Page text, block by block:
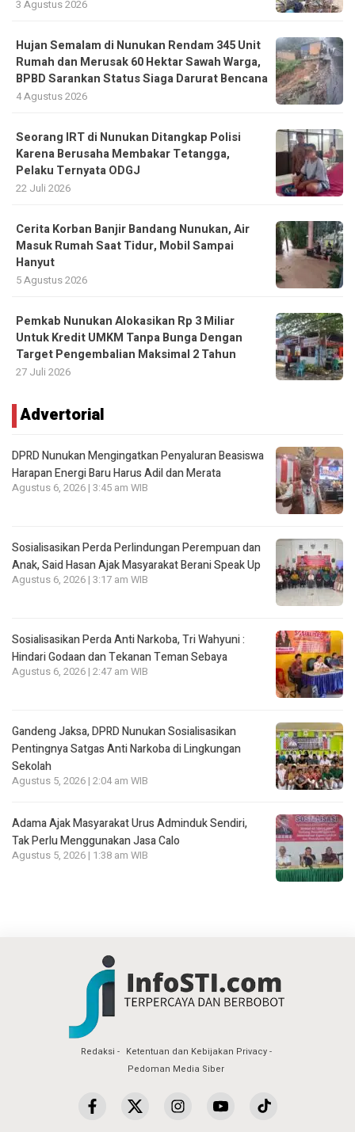
3 Agustus 2026
Hujan Semalam di Nunukan Rendam 345 Unit
Rumah dan Merusak 60 Hektar Sawah Warga,
BPBD Sarankan Status Siaga Darurat Bencana
4 Agustus 2026
Seorang IRT di Nunukan Ditangkap Polisi
Karena Berusaha Membakar Tetangga,
Pelaku Ternyata ODGJ
22 Juli 2026
Cerita Korban Banjir Bandang Nunukan, Air
Masuk Rumah Saat Tidur, Mobil Sampai
Hanyut
5 Agustus 2026
Pemkab Nunukan Alokasikan Rp 3 Miliar
Untuk Kredit UMKM Tanpa Bunga Dengan
Target Pengembalian Maksimal 2 Tahun
27 Juli 2026
Advertorial
DPRD Nunukan Mengingatkan Penyaluran Beasiswa
Harapan Energi Baru Harus Adil dan Merata
Agustus 6, 2026 | 3:45 am WIB
Sosialisasikan Perda Perlindungan Perempuan dan
Anak, Said Hasan Ajak Masyarakat Berani Speak Up
Agustus 6, 2026 | 3:17 am WIB
Sosialisasikan Perda Anti Narkoba, Tri Wahyuni :
Hindari Godaan dan Tekanan Teman Sebaya
Agustus 6, 2026 | 2:47 am WIB
Gandeng Jaksa, DPRD Nunukan Sosialisasikan
Pentingnya Satgas Anti Narkoba di Lingkungan
Sekolah
Agustus 5, 2026 | 2:04 am WIB
Adama Ajak Masyarakat Urus Adminduk Sendiri,
Tak Perlu Menggunakan Jasa Calo
Agustus 5, 2026 | 1:38 am WIB
Redaksi
Ketentuan dan Kebijakan Privacy
Pedoman Media Siber